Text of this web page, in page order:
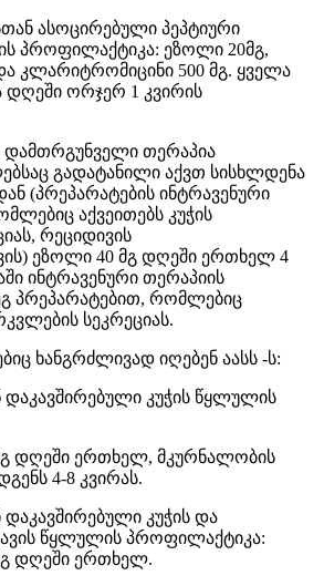
სთან ასოცირებული პეპტიური
პროფილაქტიკა: ეზოლი 20მგ,
კლარიტრომიცინი 500 მგ. ყველა
დღეში ორჯერ 1 კვირის
დამთრგუნველი თერაპია
გადატანილი აქვთ სისხლდენა
(პრეპარატების ინტრავენური
აქვეითებს კუჭის
რეციდივის
ეზოლი 40 მგ დღეში ერთხელ 4
ინტრავენური თერაპიის
პრეპარატებით, რომლებიც
სეკრეციას.
ხანგრძლივად იღებენ აასს -ს:
დაკავშირებული კუჭის წყლულის
დღეში ერთხელ, მკურნალობის
4-8 კვირას.
დაკავშირებული კუჭის და
წყლულის პროფილაქტიკა:
დღეში ერთხელ.